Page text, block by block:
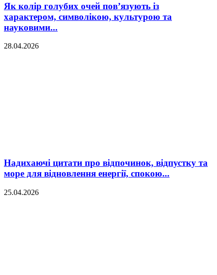
Як колір голубих очей пов’язують із
характером, символікою, культурою та
науковими...
28.04.2026
Надихаючі цитати про відпочинок, відпустку та
море для відновлення енергії, спокою...
25.04.2026